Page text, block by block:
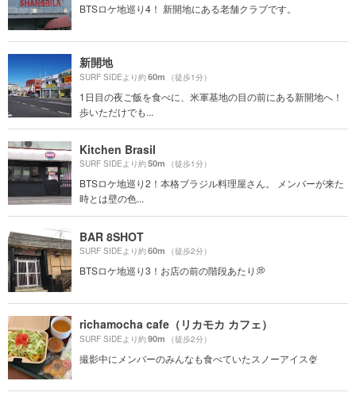
BTSロケ地巡り4！ 新開地にある老舗クラブです。
新開地
SURF SIDEより約60m （徒歩1分）
1日目の夜ご飯を食べに、米軍基地の目の前にある新開地へ！
歩いただけでも...
Kitchen Brasil
SURF SIDEより約50m （徒歩1分）
BTSロケ地巡り2！本格ブラジル料理屋さん。 メンバーが来た
時とは壁の色...
BAR 8SHOT
SURF SIDEより約60m （徒歩2分）
BTSロケ地巡り3！お店の前の階段あたり💭
richamocha cafe（リカモカ カフェ）
SURF SIDEより約90m （徒歩2分）
撮影中にメンバーのみんなも食べていたスノーアイス🍨